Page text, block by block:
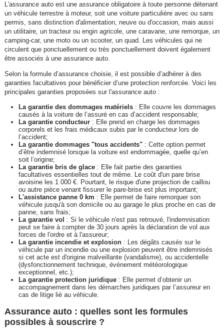
L'assurance auto est une assurance obligatoire à toute personne détenant
un véhicule terrestre à moteur, soit une voiture particulière avec ou sans
permis, sans distinction d'alimentation, neuve ou d'occasion, mais aussi
un utilitaire, un tracteur ou engin agricole, une caravane, une remorque, un
camping-car, une moto ou un scooter, un quad. Les véhicules qui ne
circulent que ponctuellement ou très ponctuellement doivent également
être associés à une assurance auto.
Selon la formule d’assurance choisie, il est possible d’adhérer à des
garanties facultatives pour bénéficier d’une protection renforcée. Voici les
principales garanties proposées sur l'assurance auto :
La garantie des dommages matériels: Elle couvre les dommages
causés à la voiture de l’assuré en cas d’accident responsable;
La garantie conducteur: Elle prend en charge les dommages
corporels et les frais médicaux subis par le conducteur lors de
l’accident;
La garantie dommages "tous accidents": Cette option permet
d’être indemnisé lorsque la voiture est endommagée, quelle qu’en
soit l’origine;
La garantie bris de glace: Elle fait partie des garanties
facultatives essentielles tout de même. Le coût d'un pare brise
avoisine les 1 000 €. Pourtant, le risque d'une projection de caillou
ou autre pièce venant fissurer le pare-brise est plus important;
L'assistance panne 0 km : Elle permet de faire remorquer son
véhicule jusqu'à son domicile ou au garage le plus proche en cas de
panne, sans frais;
La garantie vol : Si le véhicule n'est pas retrouvé, l'indemnisation
peut se faire à compter de 30 jours après la déclaration de vol aux
forces de l'ordre et à l'assureur;
La garantie incendie et explosion: Les dégâts causés sur le
véhicule par un incendie ou une explosion peuvent être indemnisés
si cet acte est d'origine malveillante (vandalisme), ou accidentelle
(dysfonctionnement technique, évènement météorologique
exceptionnel, etc.);
La garantie protection juridique: Elle permet d’obtenir un
accompagnement dans les démarches juridiques par l’assureur en
cas de litige lié au véhicule.
Assurance auto : quelles sont les formules
possibles à souscrire ?